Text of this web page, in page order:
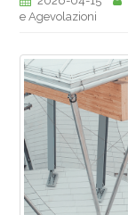
e Agevolazioni